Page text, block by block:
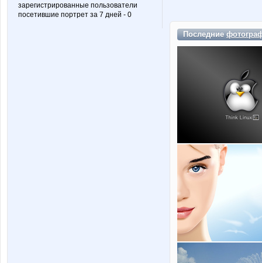
зарегистрированные пользователи
посетившие портрет за 7 дней - 0
Последние